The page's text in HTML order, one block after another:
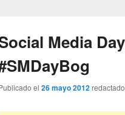
Media
el26 mayo 2012